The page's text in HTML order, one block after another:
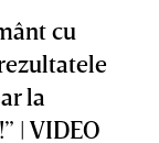
cu
la
| VIDEO